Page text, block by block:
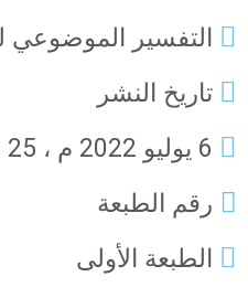
التفسير الموضوعي
تاريخ النشر
6 يوليو 2022 م ، 25 ذى الحجة 1443 ه
رقم الطبعة
الطبعة الأولى